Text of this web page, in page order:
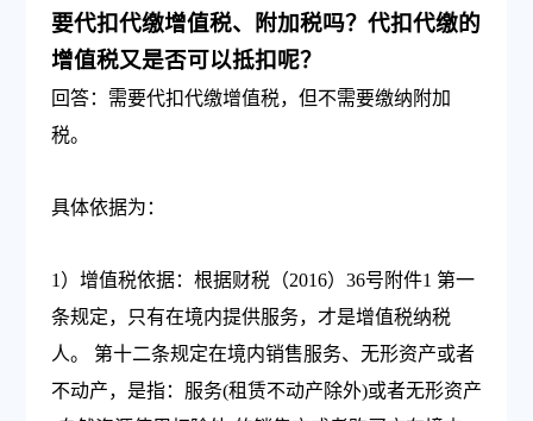
要代扣代缴增值税、附加税吗？代扣代缴的
增值税又是否可以抵扣呢？
回答：需要代扣代缴增值税，但不需要缴纳附加
税。
具体依据为：
1）增值税依据：根据财税（2016）36号附件1 第一
条规定，只有在境内提供服务，才是增值税纳税
人。 第十二条规定在境内销售服务、无形资产或者
不动产，是指：服务(租赁不动产除外)或者无形资产